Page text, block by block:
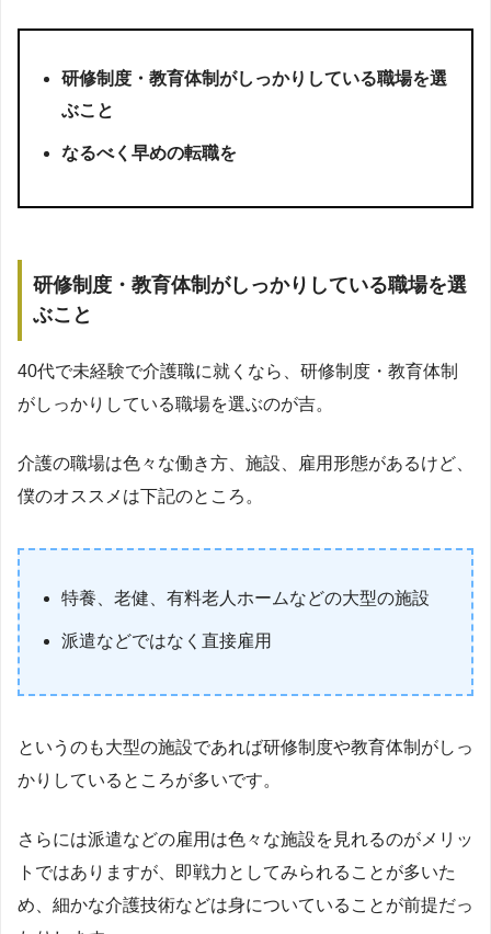
研修制度・教育体制がしっかりしている職場を選
ぶこと
なるべく早めの転職を
研修制度・教育体制がしっかりしている職場を選
ぶこと
40代で未経験で介護職に就くなら、研修制度・教育体制
がしっかりしている職場を選ぶのが吉。
介護の職場は色々な働き方、施設、雇用形態があるけど、
僕のオススメは下記のところ。
特養、老健、有料老人ホームなどの大型の施設
派遣などではなく直接雇用
というのも大型の施設であれば研修制度や教育体制がしっ
かりしているところが多いです。
さらには派遣などの雇用は色々な施設を見れるのがメリッ
トではありますが、即戦力としてみられることが多いた
め、細かな介護技術などは身についていることが前提だっ